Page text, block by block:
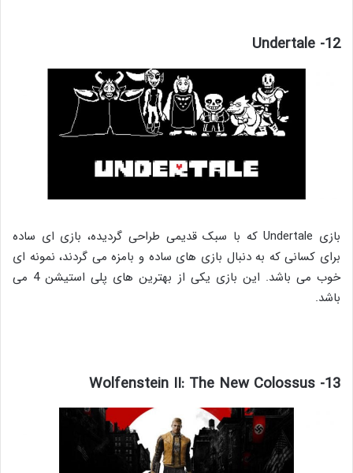
12- Undertale
بازی Undertale که با سبک قدیمی طراحی گردیده، بازی ای ساده
برای کسانی که به دنبال بازی های ساده و بامزه می گردند، نمونه ای
خوب می باشد. این بازی یکی از بهترین های پلی استیشن 4 می
باشد.
13- Wolfenstein II: The New Colossus